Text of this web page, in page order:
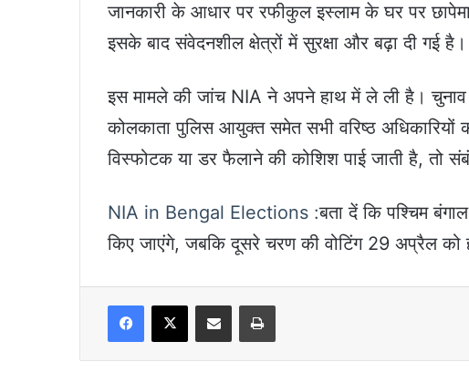
जानकारी के आधार पर रफीकुल इस्लाम के घर पर
इसके बाद संवेदनशील क्षेत्रों में सुरक्षा और बढ़ा दी गई है।
इस मामले की जांच NIA ने अपने हाथ में ले ली है।
कोलकाता पुलिस आयुक्त समेत सभी वरिष्ठ अधिकारियों
विस्फोटक या डर फैलाने की कोशिश पाई जाती है, तो
NIA in Bengal Elections :बता दें कि पश्चिम
किए जाएंगे, जबकि दूसरे चरण की वोटिंग 29 अप्रैल को
Facebook
X Share via Email Print